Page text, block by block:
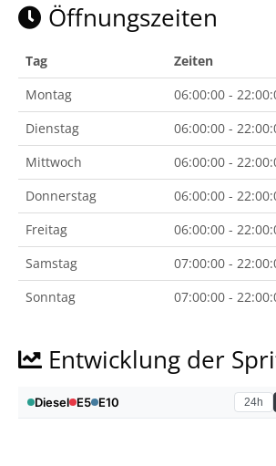
Öffnungszeiten
Tag
Zeiten
Montag
06:00:00 -
Dienstag
06:00:00 -
Mittwoch
06:00:00 -
Donnerstag
06:00:00 -
Freitag
06:00:00 -
Samstag
07:00:00 -
Sonntag
07:00:00 -
Entwicklung der